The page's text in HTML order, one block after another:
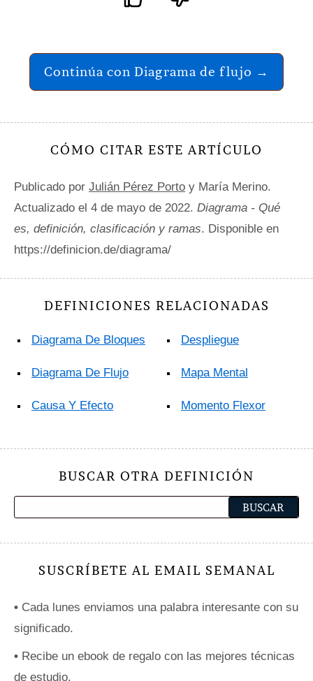
Continúa con Diagrama de flujo →
CÓMO CITAR ESTE ARTÍCULO
Publicado por Julián Pérez Porto y María Merino.
Actualizado el 4 de mayo de 2022. Diagrama - Qué
es, definición, clasificación y ramas. Disponible en
https://definicion.de/diagrama/
DEFINICIONES RELACIONADAS
Diagrama De Bloques
Diagrama De Flujo
Causa Y Efecto
Despliegue
Mapa Mental
Momento Flexor
BUSCAR OTRA DEFINICIÓN
SUSCRÍBETE AL EMAIL SEMANAL
• Cada lunes enviamos una palabra interesante con su
significado.
• Recibe un ebook de regalo con las mejores técnicas
de estudio.